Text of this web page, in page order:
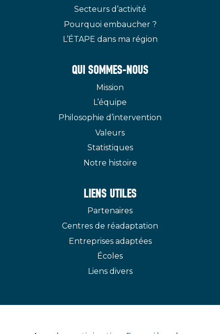
Secteurs d’activité
Pourquoi embaucher ?
L’ÉTAPE dans ma région
QUI SOMMES-NOUS
Mission
L’équipe
Philosophie d’intervention
Valeurs
Statistiques
Notre histoire
LIENS UTILES
Partenaires
Centres de réadaptation
Entreprises adaptées
Écoles
Liens divers